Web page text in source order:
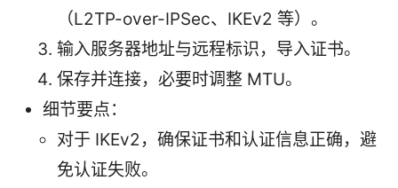
（L2TP-over-IPSec、IKEv2 等）。
输入服务器地址与远程标识，导入证书。
保存并连接，必要时调整 MTU。
细节要点：
对于 IKEv2，确保证书和认证信息正确，避
免认证失败。